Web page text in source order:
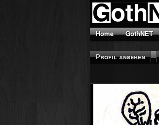
Home GothNET
Profil ansehen